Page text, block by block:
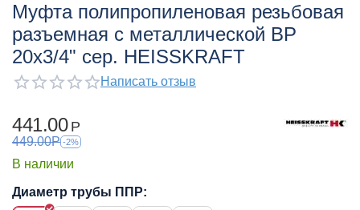
Муфта полипропиленовая резьбовая
разъемная с металлической ВР
20х3/4" сер. HEISSKRAFT
Написать отзыв
441.00 Р
449.00Р -2%
В наличии
Диаметр трубы ППР: